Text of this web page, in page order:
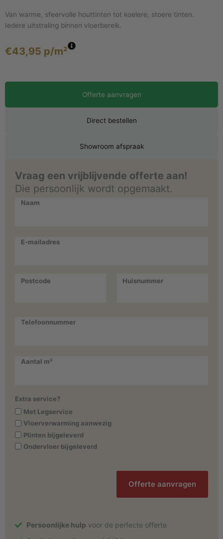
Van warme, sfeervolle houttinten tot koelere, stoere tinten.
Iedere uitstraling binnen vloerbereik.
€43,95 p/m²
Offerte aanvragen
Direct bestellen
Showroom afspraak
Vraag een vrijblijvende offerte aan!
Die persoonlijk wordt opgemaakt.
Naam
E-mailadres
Huisnummer
Postcode
Telefoonnummer
Aantal m²
Extra service?
Met Legservice
Vloerverwarming aanwezig
Plinten bijgeleverd
Ondervloer bijgeleverd
Persoonlijke hulp voor de perfecte offerte